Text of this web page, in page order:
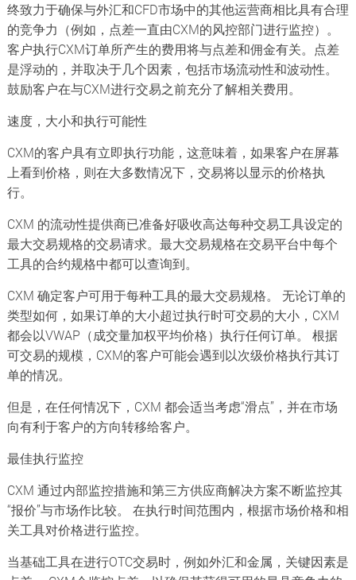
终致力于确保与外汇和CFD市场中的其他运营商相比具有合理
的竞争力（例如，点差一直由CXM的风控部门进行监控）。
客户执行CXM订单所产生的费用将与点差和佣金有关。点差
是浮动的，并取决于几个因素，包括市场流动性和波动性。
鼓励客户在与CXM进行交易之前充分了解相关费用。
速度，大小和执行可能性
CXM的客户具有立即执行功能，这意味着，如果客户在屏幕
上看到价格，则在大多数情况下，交易将以显示的价格执
行。
CXM 的流动性提供商已准备好吸收高达每种交易工具设定的
最大交易规格的交易请求。最大交易规格在交易平台中每个
工具的合约规格中都可以查询到。
CXM 确定客户可用于每种工具的最大交易规格。 无论订单的
类型如何，如果订单的大小超过执行时可交易的大小，CXM
都会以VWAP（成交量加权平均价格）执行任何订单。 根据
可交易的规模，CXM的客户可能会遇到以次级价格执行其订
单的情况。
但是，在任何情况下，CXM 都会适当考虑“滑点”，并在市场
向有利于客户的方向转移给客户。
最佳执行监控
CXM 通过内部监控措施和第三方供应商解决方案不断监控其
“报价”与市场作比较。 在执行时间范围内，根据市场价格和相
关工具对价格进行监控。
当基础工具在进行OTC交易时，例如外汇和金属，关键因素是